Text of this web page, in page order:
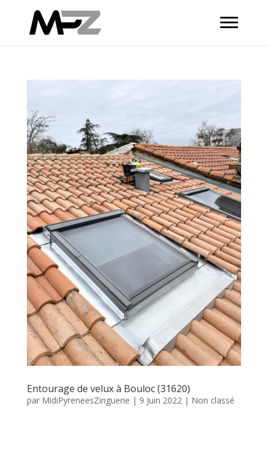
Entourage de velux à Bouloc (31620)
par MidiPyreneesZinguerie | 9 Juin 2022| Non classé